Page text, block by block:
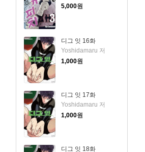
5,000원
디그 잇 16화
Yoshidamaru 저
1,000원
디그 잇 17화
Yoshidamaru 저
1,000원
디그 잇 18화